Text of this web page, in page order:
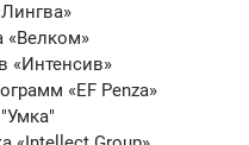
«Велком»
«Интенсив»
«EF Penza»